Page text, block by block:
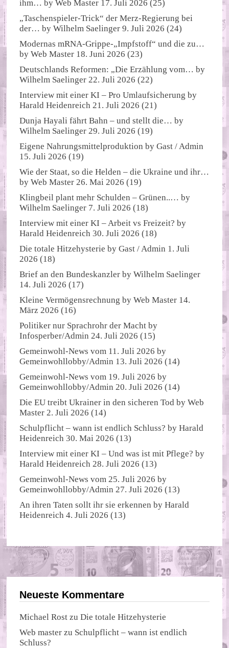
ihm… byWeb Master 17. Juli 2026 (25)
„Taschenspieler-Trick“ der Merz-Regierung bei
der… byWilhelm Saelinger 9. Juli 2026 (24)
Modernas mRNA-Grippe-„Impfstoff“ und die zu…
byWeb Master 18. Juni 2026 (23)
Deutschlands Reformen: „Die Erzählung vom… by
Wilhelm Saelinger 22. Juli 2026 (22)
Interview mit einer KI – Pro Umlaufsicherung by
Harald Heidenreich 21. Juli 2026 (21)
Dunja Hayali fährt Bahn – und stellt die… by
Wilhelm Saelinger 29. Juli 2026 (19)
Eigene Nahrungsmittelproduktion byGast / Admin
15. Juli 2026 (19)
Wie der Staat, so die Helden – die Ukraine und ihr…
byWeb Master 26. Mai 2026 (19)
Klingbeil plant mehr Schulden – Grünen..… by
Wilhelm Saelinger 7. Juli 2026 (18)
Interview mit einer KI – Arbeit vs Freizeit? by
Harald Heidenreich 30. Juli 2026 (18)
Die totale Hitzehysterie byGast / Admin 1. Juli
2026 (18)
Brief an den Bundeskanzler byWilhelm Saelinger
14. Juli 2026 (17)
Kleine Vermögensrechnung byWeb Master 14.
März 2026 (16)
Politiker nur Sprachrohr der Macht by
Infosperber/Admin 24. Juli 2026 (15)
Gemeinwohl-News vom 11. Juli 2026 by
Gemeinwohllobby/Admin 13. Juli 2026 (14)
Gemeinwohl-News vom 19. Juli 2026 by
Gemeinwohllobby/Admin 20. Juli 2026 (14)
Die EU treibt Ukrainer in den sicheren Tod byWeb
Master 2. Juli 2026 (14)
Schulpflicht – wann ist endlich Schluss? byHarald
Heidenreich 30. Mai 2026 (13)
Interview mit einer KI – Und was ist mit Pflege? by
Harald Heidenreich 28. Juli 2026 (13)
Gemeinwohl-News vom 25. Juli 2026 by
Gemeinwohllobby/Admin 27. Juli 2026 (13)
An ihren Taten sollt ihr sie erkennen byHarald
Heidenreich 4. Juli 2026 (13)
Neueste Kommentare
Michael Rost zuDie totale Hitzehysterie
Web master zu Schulpflicht – wann ist endlich
Schluss?